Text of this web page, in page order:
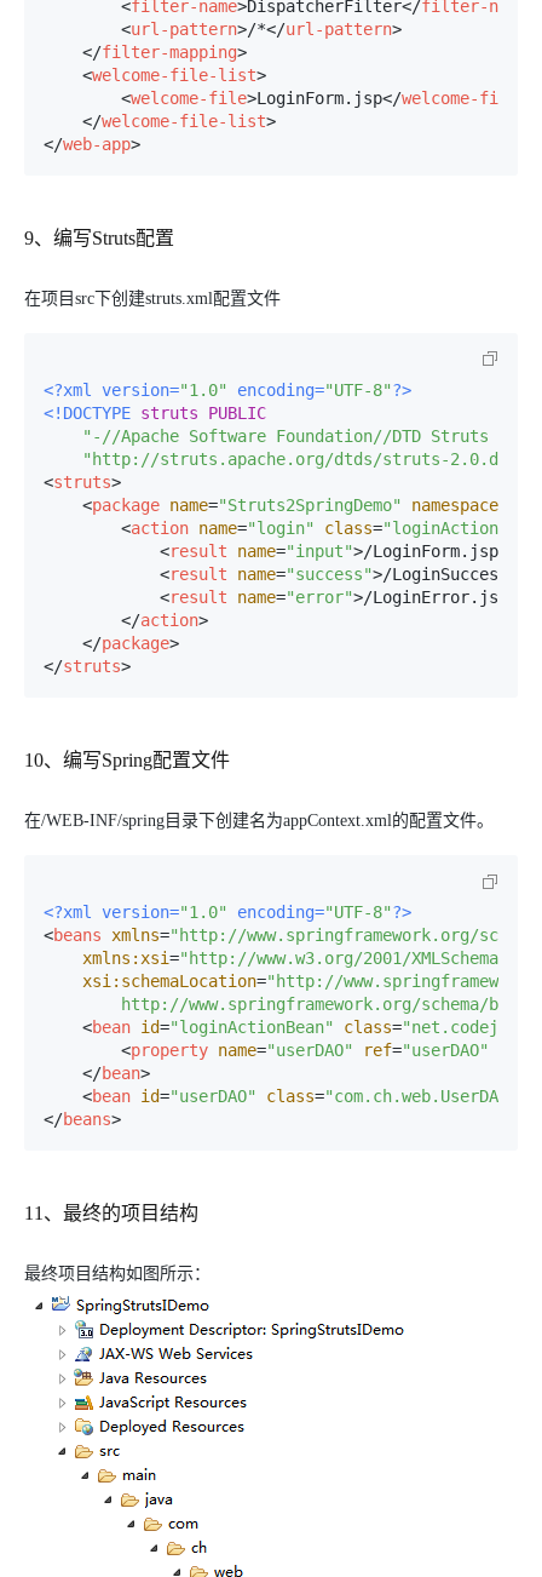
<filter-name>DispatcherFilter</filter-name
<url-pattern>/*</url-pattern>
</filter-mapping>
<welcome-file-list>
<welcome-file>LoginForm.jsp</welcome-file
</welcome-file-list>
</web-app>
9、编写Struts配置
在项目src下创建struts.xml配置文件
<?xml version="1.0" encoding="UTF-8"?>
<!DOCTYPE struts
PUBLIC
"-//Apache Software Foundation//DTD Struts
"http://struts.apache.org/dtds/struts-2.0.dtd"
<struts>
<package name="Struts2SpringDemo" namespace
<action name="login" class=
<result name="input">/LoginForm.jsp
<result name="success">/
<result name="error">/LoginError.jsp
</action>
</package>
</struts>
10、编写Spring配置文件
在/WEB-INF/spring目录下创建名为appContext.xml的配置文件。
<?xml version="1.0" encoding="UTF-8"?>
<beans xmlns="http://www.springframework.org/
xmlns:xsi="http://www.w3.org/2001/XMLSchema-
xsi:schemaLocation="http://
http://www.springframework.org/schema/
<bean id="loginActionBean" class=
<property name="userDAO" ref="userDAO"
</bean>
<bean id="userDAO" class="com.ch.web.UserDAO"
</beans>
11、最终的项目结构
最终项目结构如图所示：